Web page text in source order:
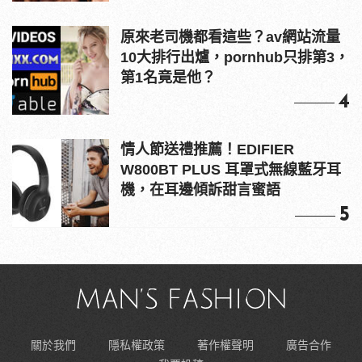
原來老司機都看這些？av網站流量
10大排行出爐，pornhub只排第3，
第1名竟是他？
4
情人節送禮推薦！EDIFIER
W800BT PLUS 耳罩式無線藍牙耳
機，在耳邊傾訴甜言蜜語
5
關於我們 隱私權政策 著作權聲明
廣告合作